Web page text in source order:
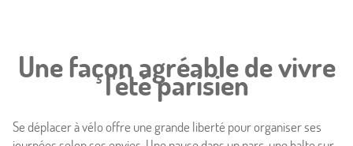
Une façon agréable de vivre
l'été parisien
Se déplacer à vélo offre une grande liberté pour organiser ses